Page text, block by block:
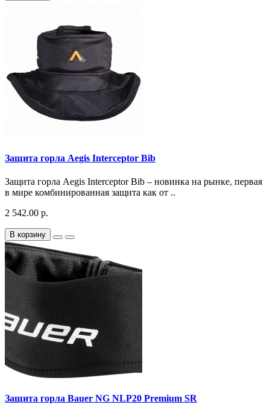
Защита горла Aegis Interceptor Bib
Защита горла Aegis Interceptor Bib – новинка на рынке, первая
в мире комбинированная защита как от ..
2 542.00 р.
В корзину
Защита горла Bauer NG NLP20 Premium SR